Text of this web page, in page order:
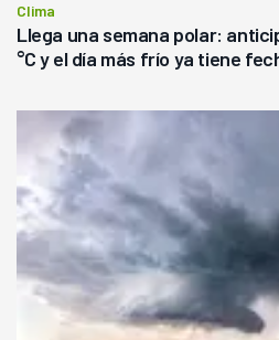
Clima
Llega una semana polar:
°C y el día más frío ya tiene